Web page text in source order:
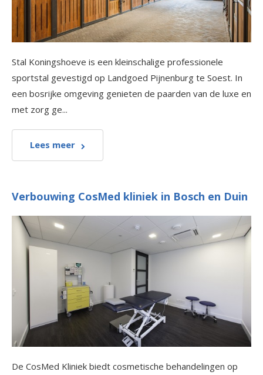
Stal Koningshoeve is een kleinschalige professionele
sportstal gevestigd op Landgoed Pijnenburg te Soest. In
een bosrijke omgeving genieten de paarden van de luxe en
met zorg ge...
Lees meer
Verbouwing CosMed kliniek in Bosch en Duin
De CosMed Kliniek biedt cosmetische behandelingen op